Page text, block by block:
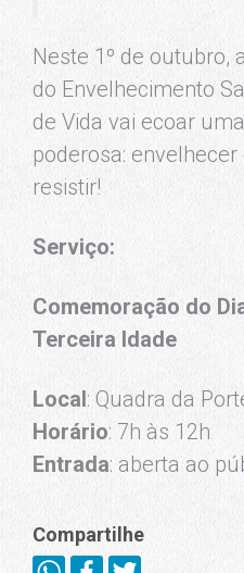
Neste 1º de outubro,
do Envelhecimento
de Vida vai ecoar
poderosa: envelhecer
resistir!
Serviço:
Comemoração do
Terceira Idade
Local: Quadra da
Horário: 7h às 12h
Entrada: aberta ao
Compartilhe